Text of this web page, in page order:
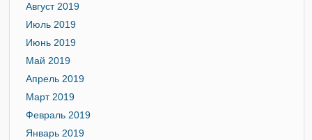
Август 2019
Июль 2019
Июнь 2019
Май 2019
Апрель 2019
Март 2019
Февраль 2019
Январь 2019